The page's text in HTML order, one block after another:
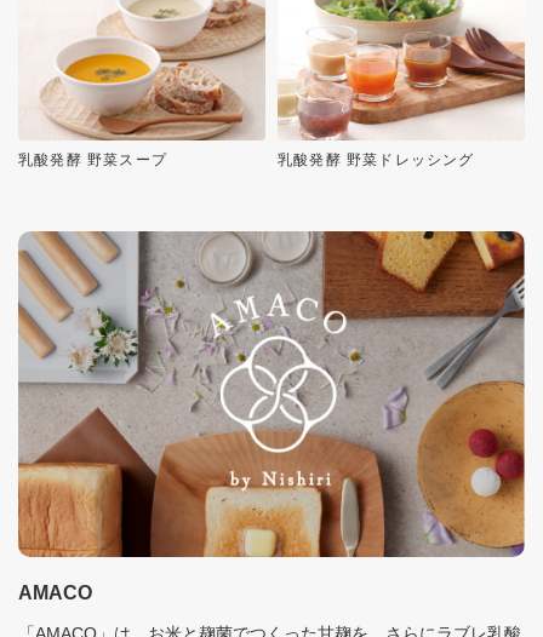
乳酸発酵 野菜スープ 乳酸発酵 野菜ドレッシング
AMACO